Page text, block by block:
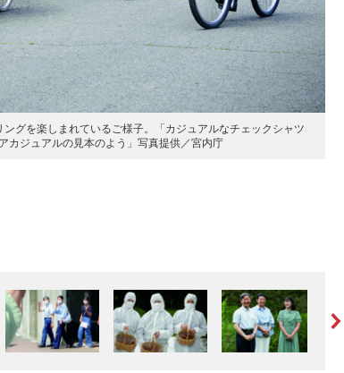
グを楽しまれているご様子。「カジュアルなチェックシャツ
カジュアルの見本のよう」写真提供／宮内庁